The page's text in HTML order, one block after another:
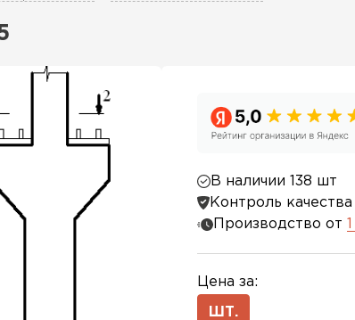
В наличии 138 шт
Контроль
Производство от
Цена за:
ШТ.